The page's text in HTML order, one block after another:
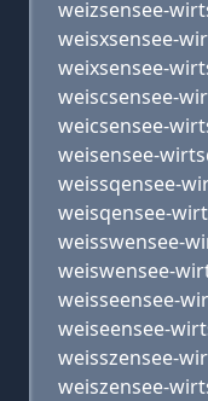
weizsensee-
weisxsensee-
weixsensee-
weiscsensee-
weicsensee-
weisensee-
weissqensee-
weisqensee-
weisswensee-
weiswensee-
weisseensee-
weiseensee-
weisszensee-
weiszensee-